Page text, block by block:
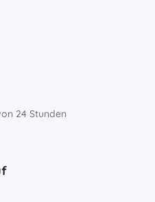
24 Stunden